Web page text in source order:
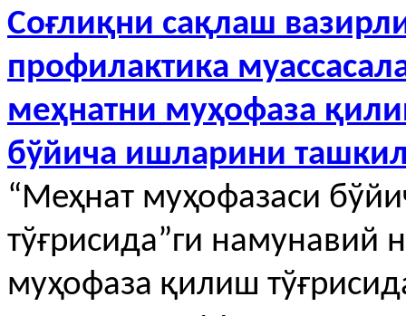
Cоғлиқни сақлаш
профилактика
меҳнатни муҳофаза
бўйича ишларини
“Меҳнат муҳофазаси
тўғрисида”ги намунавий
муҳофаза қилиш